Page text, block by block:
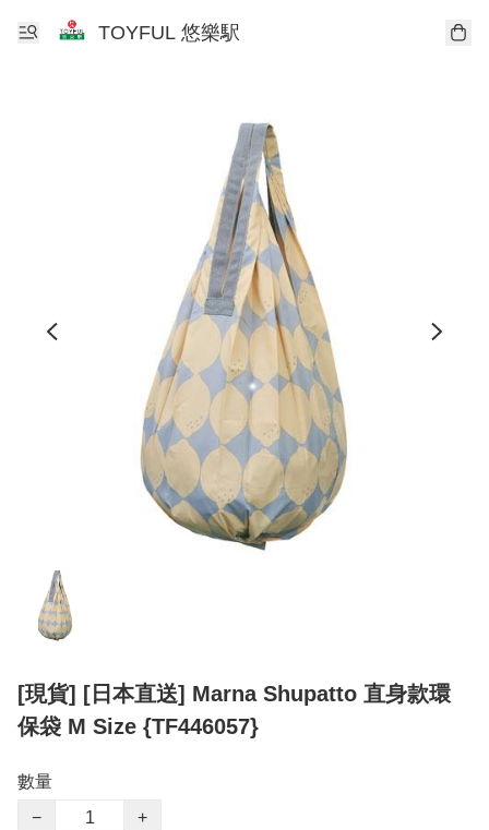
TOYFUL 悠樂駅
[現貨] [日本直送] Marna Shupatto 直身款環
保袋 M Size {TF446057}
數量
−
+